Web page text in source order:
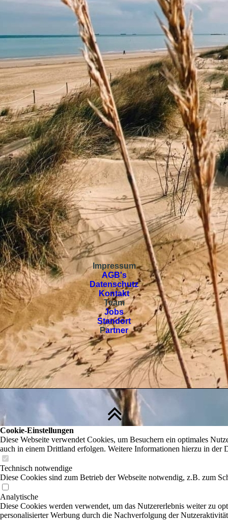
Impressum
AGB's
Datenschutz
Kontakt
Team
Jobs
Standort
Partner
Cookie-Einstellungen
Diese Webseite verwendet Cookies, um Besuchern ein optimales
auch in einem Drittland erfolgen. Weitere Informationen hierzu in der
Technisch notwendige
Diese Cookies sind zum Betrieb der Webseite notwendig, z.B. zum
Analytische
Diese Cookies werden verwendet, um das Nutzererlebnis weiter zu
personalisierter Werbung durch die Nachverfolgung der